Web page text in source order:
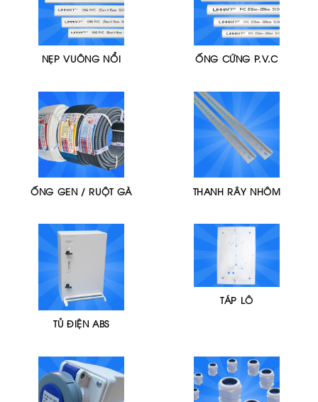
NẸP VUÔNG NỔI ỐNG CỨNG P.V.C
ỐNG GEN / RUỘT GÀ THANH RÂY NHÔM
TỦ ĐIỆN ABS
TÁP LÔ